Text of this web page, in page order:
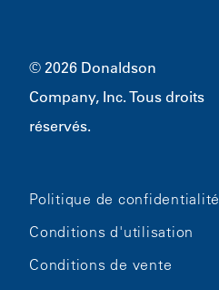
© 2026 Donaldson
Company, Inc. Tous droits
réservés.
Politique de confidentialité
Conditions d'utilisation
Conditions de vente